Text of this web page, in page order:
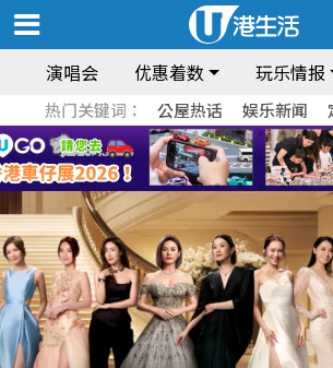
演唱会 优惠着数 玩乐情报
热门关键词： 公屋热话 娱乐新闻